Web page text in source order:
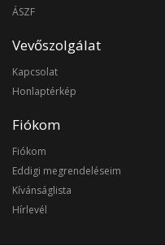
ÁSZF
Vevőszolgálat
Kapcsolat
Honlaptérkép
Fiókom
Fiókom
Eddigi megrendeléseim
Kívánságlista
Hírlevél